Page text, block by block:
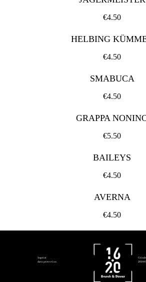
€4.50
HELBING
€4.50
SMABUCA
€4.50
GRAPPA
€5.50
BAILEYS
€4.50
AVERNA
€4.50
Imprint
data protection
20144